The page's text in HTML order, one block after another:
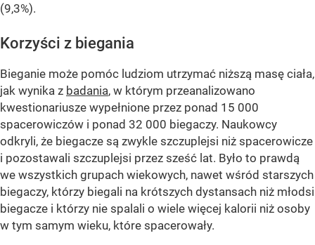
(9,3%).
Korzyści z biegania
Bieganie może pomóc ludziom utrzymać niższą masę ciała,
jak wynika z badania, w którym przeanalizowano
kwestionariusze wypełnione przez ponad 15 000
spacerowiczów i ponad 32 000 biegaczy. Naukowcy
odkryli, że biegacze są zwykle szczuplejsi niż spacerowicze
i pozostawali szczuplejsi przez sześć lat. Było to prawdą
we wszystkich grupach wiekowych, nawet wśród starszych
biegaczy, którzy biegali na krótszych dystansach niż młodsi
biegacze i którzy nie spalali o wiele więcej kalorii niż osoby
w tym samym wieku, które spacerowały.